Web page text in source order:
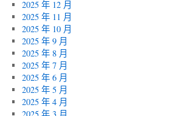
2025 年 12 月
2025 年 11 月
2025 年 10 月
2025 年 9 月
2025 年 8 月
2025 年 7 月
2025 年 6 月
2025 年 5 月
2025 年 4 月